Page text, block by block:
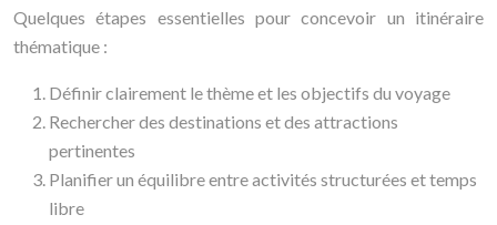
Quelques étapes essentielles pour concevoir un itinéraire
thématique :
Définir clairement le thème et les objectifs du voyage
Rechercher des destinations et des attractions
pertinentes
Planifier un équilibre entre activités structurées et temps
libre